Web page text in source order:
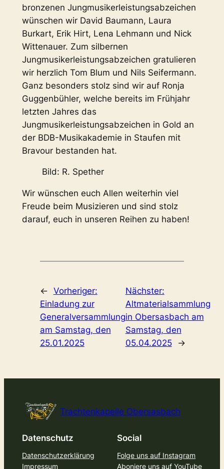
bronzenen Jungmusikerleistungsabzeichen
wünschen wir David Baumann, Laura
Burkart, Erik Hirt, Lena Lehmann und Nick
Wittenauer. Zum silbernen
Jungmusikerleistungsabzeichen gratulieren
wir herzlich Tom Blum und Nils Seifermann.
Ganz besonders stolz sind wir auf Ronja
Guggenbühler, welche bereits im Frühjahr
letzten Jahres das
Jungmusikerleistungsabzeichen in Gold an
der BDB-Musikakademie in Staufen mit
Bravour bestanden hat.
Bild: R. Spether
Wir wünschen euch Allen weiterhin viel
Freude beim Musizieren und sind stolz
darauf, euch in unseren Reihen zu haben!
← Vorheriger:
Einladung zur
Generalversammlung
am Samstag, den
25.01.2025
Nächster:
Altmaterialsammlung
in Obersasbach am
Samstag, den
05.04.2025
→
Trachtenkapelle Obersasbach
Datenschutz
Datenschutzerklärung
Impressum
Social
Folge uns auf Instagram
Aboniere uns auf YouTube